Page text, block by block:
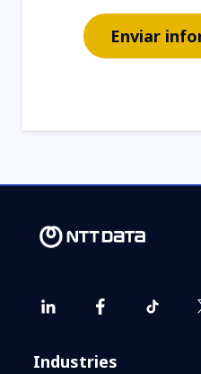
Enviar
Industries